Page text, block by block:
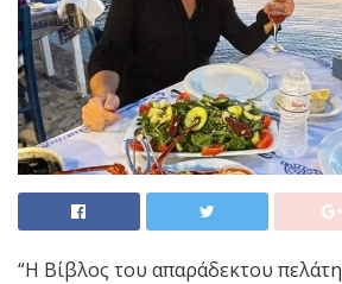
“Η Βίβλος του απαράδεκτου πελάτη